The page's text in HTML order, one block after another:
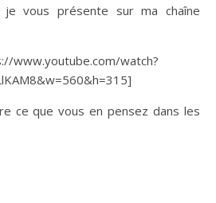
vous présente sur ma chaîne
www.youtube.com/watch?
ce que vous en pensez dans les